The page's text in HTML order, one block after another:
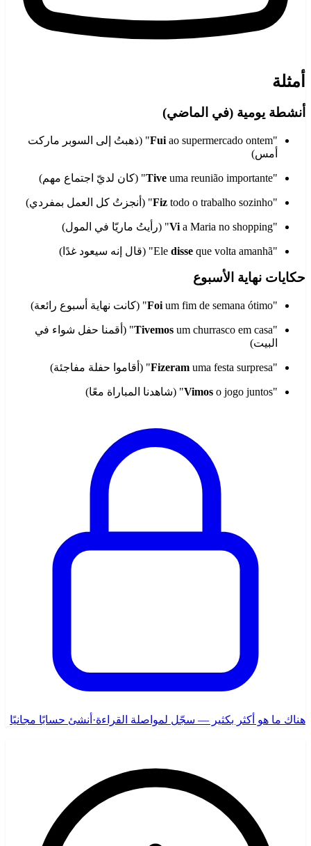
أمثلة
أنشطة يومية (في الماضي)
"
Fuiao supermercado ontem" (ذهبتُ إلى السوبر ماركت
أمس)
"
Tive uma reunião importante" (كان لديّ اجتماع مهم)
"
Fiz todo o trabalho sozinho" (أنجزتُ كل العمل بمفردي)
"
Vi a Maria no shopping" (رأيتُ ماريّا في المول)
"Ele
disse que volta amanhã" (قال إنه سيعود غدًا)
حكايات نهاية الأسبوع
"
Foi um fim de semana ótimo" (كانت نهاية أسبوع رائعة)
"
Tivemosum churrasco em casa" (أقمنا حفل شواء في
البيت)
"
Fizeram uma festa surpresa" (أقاموا حفلة مفاجئة)
"
Vimos o jogo juntos" (شاهدنا المباراة معًا)
هناك ما هو أكثر بكثير — سجّل لمواصلة القراءة· أنشئ حسابًا مجانيًا